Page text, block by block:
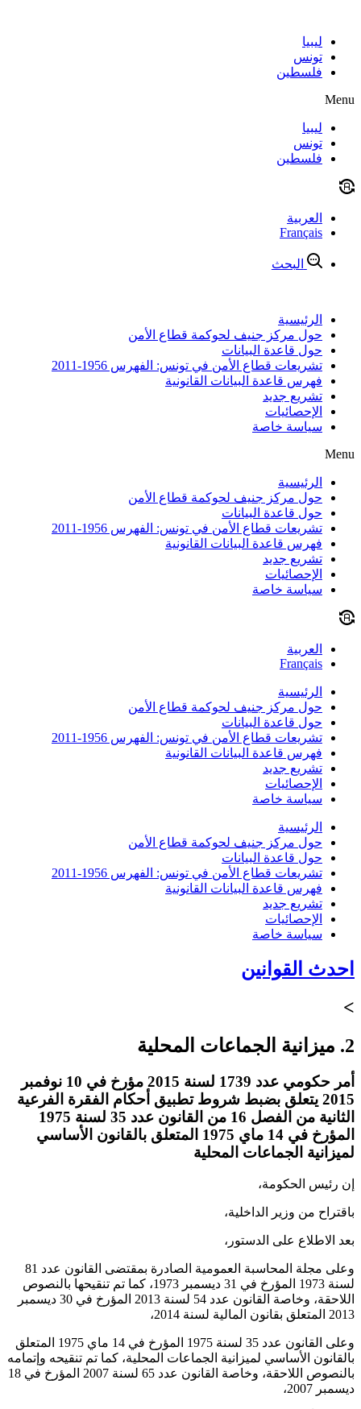
contentليبيا
تونس
فلسطين
Menu
ليبيا
تونس
فلسطين
العربية
Français
البحث
الرئيسية
حول مركز جنيف لحوكمة قطاع الأمن
حول قاعدة البيانات
تشريعات قطاع الأمن في تونس: الفهرس 1956-2011
فهرس قاعدة البيانات القانونية
تشريع جديد
الإحصائيات
سياسة خاصة
Menu
الرئيسية
حول مركز جنيف لحوكمة قطاع الأمن
حول قاعدة البيانات
تشريعات قطاع الأمن في تونس: الفهرس 1956-2011
فهرس قاعدة البيانات القانونية
تشريع جديد
الإحصائيات
سياسة خاصة
العربية
Français
الرئيسية
حول مركز جنيف لحوكمة قطاع الأمن
حول قاعدة البيانات
تشريعات قطاع الأمن في تونس: الفهرس 1956-2011
فهرس قاعدة البيانات القانونية
تشريع جديد
الإحصائيات
سياسة خاصة
الرئيسية
حول مركز جنيف لحوكمة قطاع الأمن
حول قاعدة البيانات
تشريعات قطاع الأمن في تونس: الفهرس 1956-2011
فهرس قاعدة البيانات القانونية
تشريع جديد
الإحصائيات
سياسة خاصة
احدث القوانين
>
2. ميزانية الجماعات المحلية
أمر حكومي عدد 1739 لسنة 2015 مؤرخ في 10 نوفمبر
2015 يتعلق بضبط شروط تطبيق أحكام الفقرة الفرعية
الثانية من الفصل 16 من القانون عدد 35 لسنة 1975
المؤرخ في 14 ماي 1975 المتعلق بالقانون الأساسي
لميزانية الجماعات المحلية
إن رئيس الحكومة،
باقتراح من وزير الداخلية،
بعد الاطلاع على الدستور،
وعلى مجلة المحاسبة العمومية الصادرة بمقتضى القانون عدد 81
لسنة 1973 المؤرخ في 31 ديسمبر 1973، كما تم تنقيحها بالنصوص
اللاحقة، وخاصة القانون عدد 54 لسنة 2013 المؤرخ في 30 ديسمبر
2013 المتعلق بقانون المالية لسنة 2014،
وعلى القانون عدد 35 لسنة 1975 المؤرخ في 14 ماي 1975 المتعلق
بالقانون الأساسي لميزانية الجماعات المحلية، كما تم تنقيحه وإتمامه
بالنصوص اللاحقة، وخاصة القانون عدد 65 لسنة 2007 المؤرخ في 18
ديسمبر 2007،